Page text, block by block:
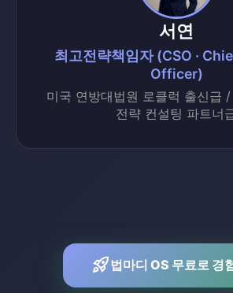
서연
최고전략책임자 (CSO ·
Officer)
미국 연방대법원 로클럭 출신급
전략 컨설팅 파트너
rocket_launch법마디 OS 무료로 경